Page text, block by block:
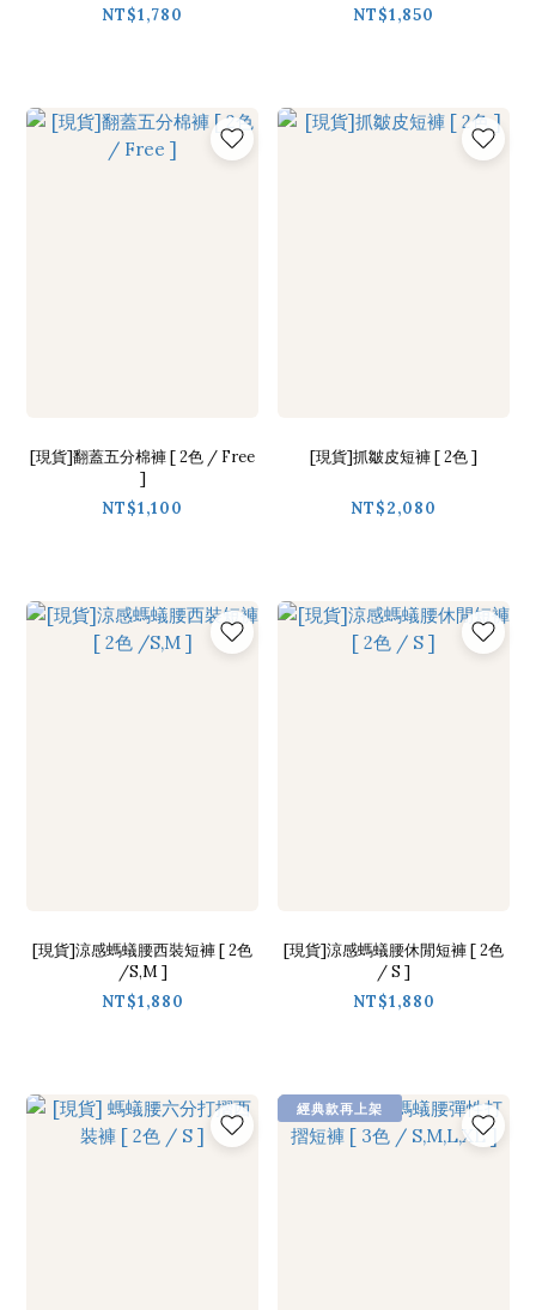
NT$1,780 NT$1,850
[現貨]翻蓋五分棉褲 [ 2色 / Free
]
NT$1,100
[現貨]抓皺皮短褲 [ 2色 ]
NT$2,080
[現貨]涼感螞蟻腰西裝短褲 [ 2色
/S,M ]
NT$1,880
[現貨]涼感螞蟻腰休閒短褲 [ 2色
/ S ]
NT$1,880
經典款再上架